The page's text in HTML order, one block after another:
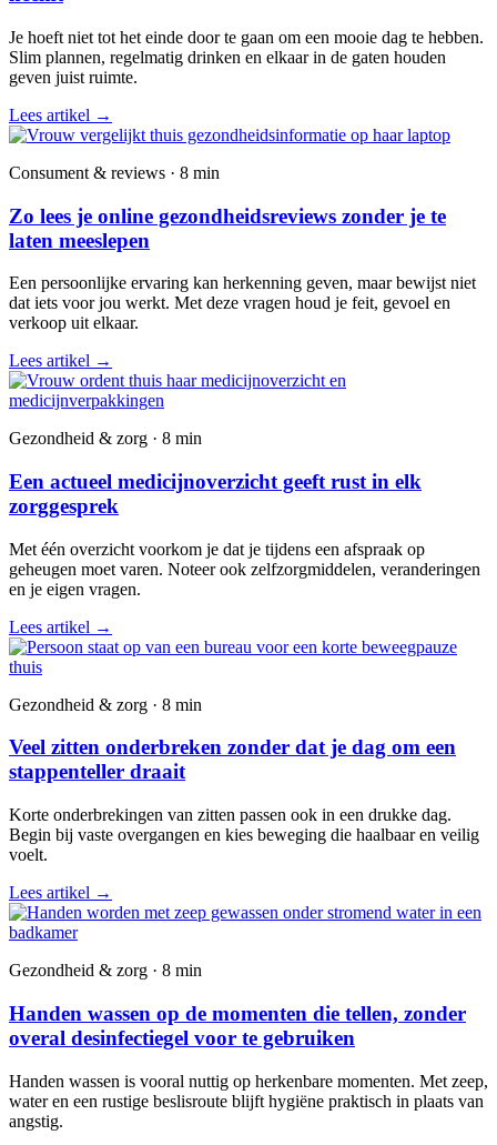
Je hoeft niet tot het einde door te gaan om een mooie dag te hebben.
Slim plannen, regelmatig drinken en elkaar in de gaten houden
geven juist ruimte.
Lees artikel →
Consument & reviews · 8 min
Zo lees je online gezondheidsreviews zonder je te
laten meeslepen
Een persoonlijke ervaring kan herkenning geven, maar bewijst niet
dat iets voor jou werkt. Met deze vragen houd je feit, gevoel en
verkoop uit elkaar.
Lees artikel →
Gezondheid & zorg · 8 min
Een actueel medicijnoverzicht geeft rust in elk
zorggesprek
Met één overzicht voorkom je dat je tijdens een afspraak op
geheugen moet varen. Noteer ook zelfzorgmiddelen, veranderingen
en je eigen vragen.
Lees artikel →
Gezondheid & zorg · 8 min
Veel zitten onderbreken zonder dat je dag om een
stappenteller draait
Korte onderbrekingen van zitten passen ook in een drukke dag.
Begin bij vaste overgangen en kies beweging die haalbaar en veilig
voelt.
Lees artikel →
Gezondheid & zorg · 8 min
Handen wassen op de momenten die tellen, zonder
overal desinfectiegel voor te gebruiken
Handen wassen is vooral nuttig op herkenbare momenten. Met zeep,
water en een rustige beslisroute blijft hygiëne praktisch in plaats van
angstig.